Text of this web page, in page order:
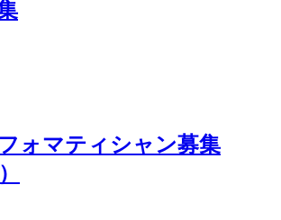
ォマティシャン募集